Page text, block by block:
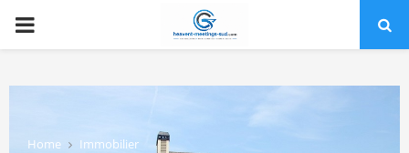
PRIMARY
Home
Immobilier